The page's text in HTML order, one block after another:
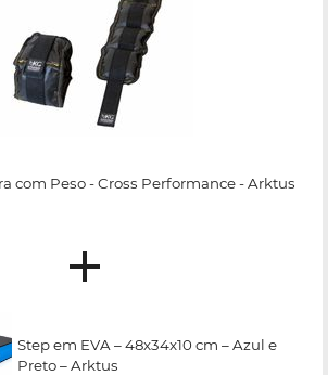
com Peso - Cross Performance - Arktus
Step em EVA – 48x34x10 cm – Azul e
Preto – Arktus